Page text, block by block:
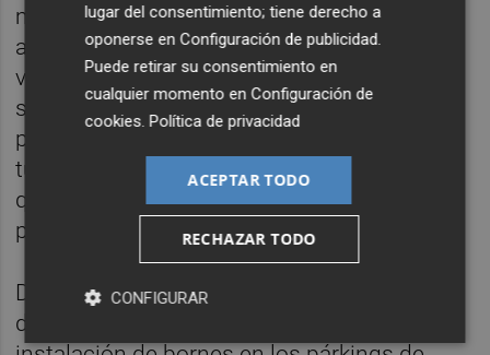
mediterráneo cerca de 200.000
autocaravanas que van a la caza de unas
vacaciones cálidas, activas, divertidas y
sorprendentes. Y Castelló no puede dejar
pasar la oportunidad de mostrar a estos
turistas todos los encantos y experiencias
que ofrece nuestra provincia, explican sus
promotores.
De forma paralela, Aquíestoy Caravaning es
distribuidor exclusivo de Eurorelais para la
lugar del consentimiento; tiene derecho a
oponerse enConfiguración de publicidad
Puede retirar su consentimiento en
cualquier momento enConfiguración de
cookies .Política de privacidad
ACEPTAR TODO
RECHAZAR TODO
CONFIGURAR